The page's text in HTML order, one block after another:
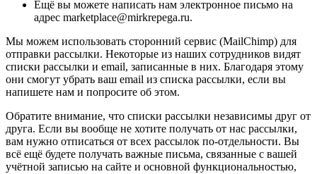
Ещё вы можете написать нам электронное письмо на
адрес marketplace@mirkrepega.ru.
Мы можем использовать сторонний сервис (MailChimp) для
отправки рассылки. Некоторые из наших сотрудников видят
списки рассылки и email, записанные в них. Благодаря этому
они смогут убрать ваш email из списка рассылки, если вы
напишете нам и попросите об этом.
Обратите внимание, что списки рассылки независимы друг от
друга. Если вы вообще не хотите получать от нас рассылки,
вам нужно отписаться от всех рассылок по-отдельности. Вы
всё ещё будете получать важные письма, связанные с вашей
учётной записью на сайте и основной функциональностью,